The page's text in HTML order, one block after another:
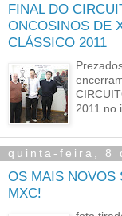
FINAL DO
ONCOSINOS DE
CLÁSSICO 2011
2011 no
quinta-feira, 8
OS MAIS NOVOS
MXC!